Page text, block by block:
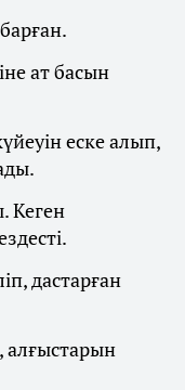
ат басын
еске алып,
Кеген
дастарған
алғыстарын